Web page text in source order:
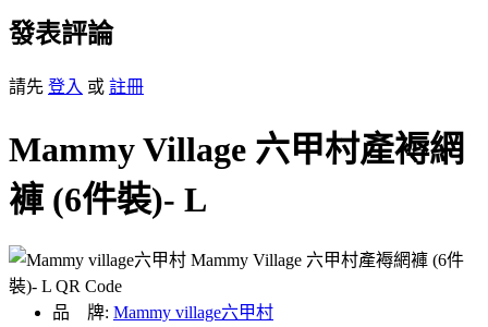
發表評論
請先 登入 或 註冊
Mammy Village 六甲村產褥網
褲 (6件裝)- L
品 牌: Mammy village六甲村